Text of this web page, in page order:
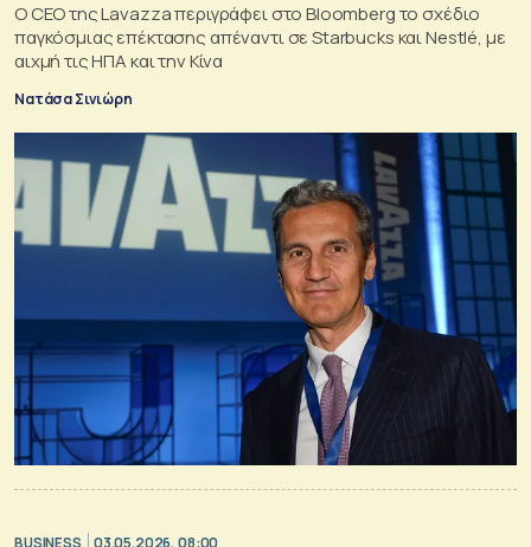
Ο CEO της Lavazza περιγράφει στο Bloomberg το σχέδιο
παγκόσμιας επέκτασης απέναντι σε Starbucks και Nestlé, με
αιχμή τις ΗΠΑ και την Κίνα
Νατάσα Σινιώρη
BUSINESS 03.05.2026, 08:00